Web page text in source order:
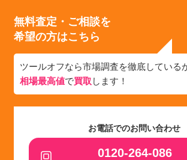
無料査定・ご相談を
希望の方はこちら
ツールオフなら市場調査を徹底している
相場最高値で買取 します！
お電話でのお問い合わせ
0120-264-086